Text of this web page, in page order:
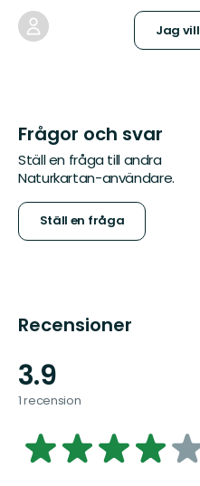
Jag
Frågor och svar
Ställ en fråga till andra
Naturkartan-användare.
Ställ en fråga
Recensioner
3.9
1 recension